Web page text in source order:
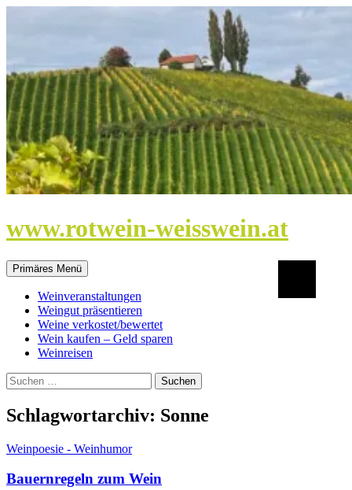
www.rotwein-weisswein.at
Primäres Menü
Weinveranstaltungen
Weingut präsentieren
Weine verkostet/bewertet
Wein kaufen – Geld sparen
Weinreisen
Suchen
nach:
Schlagwortarchiv: Sonne
Weinpoesie - Weinhumor
Bauernregeln zum Wein